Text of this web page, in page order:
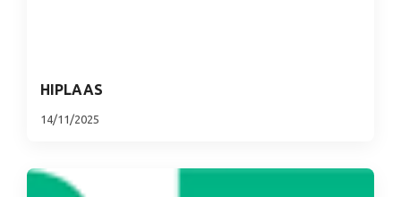
HIPLAAS
14/11/2025